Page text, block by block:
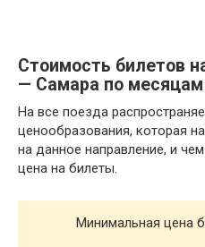
Стоимость билетов
— Самара по месяцам
На все поезда
ценообразования, которая
на данное направление, и
цена на билеты.
Минимальная цена